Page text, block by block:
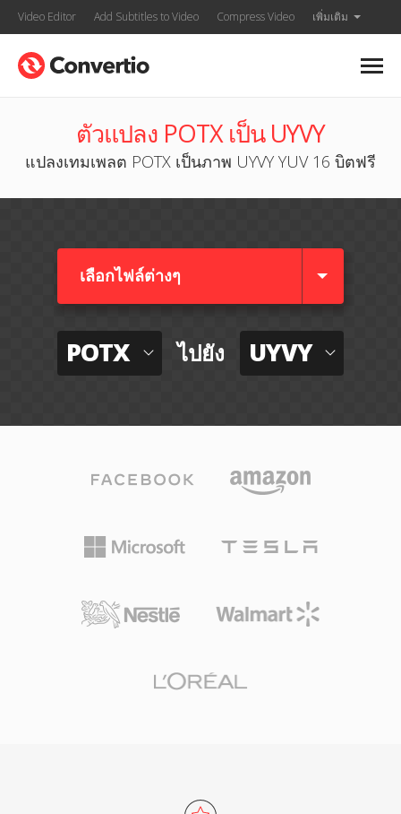
Video Editor Add Subtitles to Video Compress Video เพิ่มเติม
ตัวแปลง POTX เป็น UYVY
แปลงเทมเพลต POTX เป็นภาพ UYVY YUV 16 บิตฟรี
เลือกไฟล์ต่างๆ​
POTX ไปยัง UYVY